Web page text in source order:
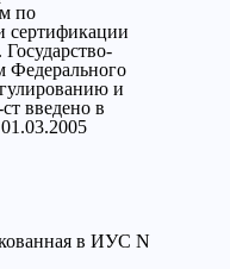
по
сертификации
Федерального
и
введено в
в ИУС N